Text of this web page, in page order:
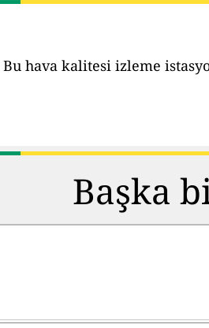
Bu hava kalitesi izleme
Başka